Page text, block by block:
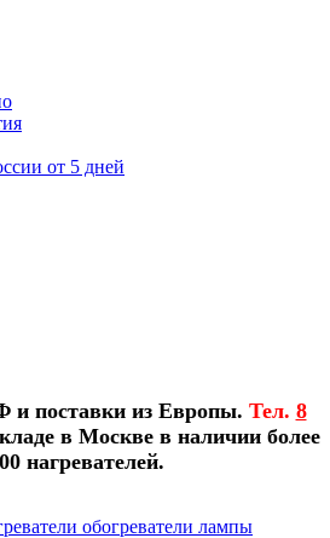
от 5 дней
и поставки из Европы. Тел. 8
в Москве в наличии более
нагревателей.
обогреватели лампы